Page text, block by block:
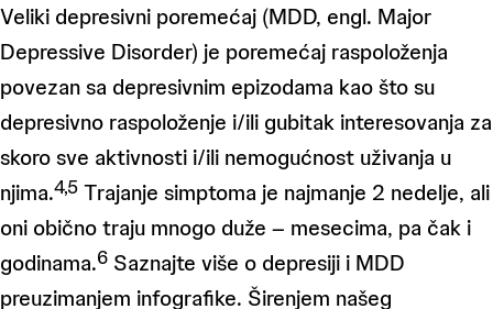
Veliki depresivni poremećaj (MDD, engl. Major
Depressive Disorder) je poremećaj raspoloženja
povezan sa depresivnim epizodama kao što su
depresivno raspoloženje i/ili gubitak interesovanja za
skoro sve aktivnosti i/ili nemogućnost uživanja u
njima.4,5 Trajanje simptoma je najmanje 2 nedelje, ali
oni obično traju mnogo duže – mesecima, pa čak i
godinama.6 Saznajte više o depresiji i MDD
preuzimanjem infografike. Širenjem našeg